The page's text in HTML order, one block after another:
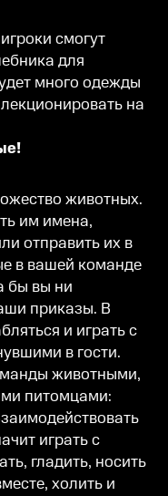
смогут
для
много одежды
на
животных.
им имена,
отправить их в
в вашей команде
бы вы ни
приказы. В
и играть с
в гости.
животными,
питомцами:
играть с
гладить, носить
холить и